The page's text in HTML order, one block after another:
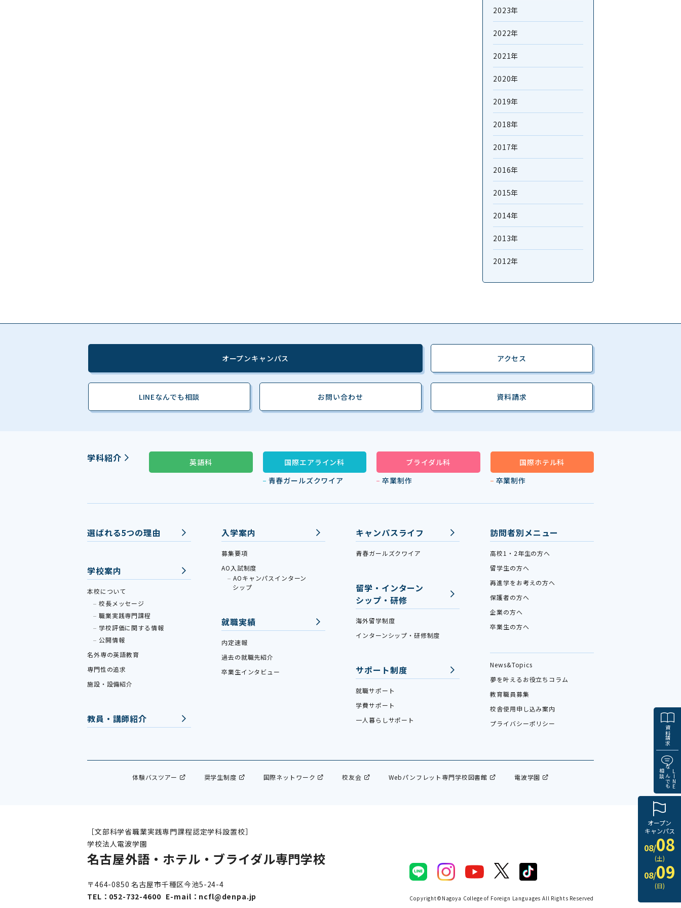
資料請求
LINE
なんでも
相談
オープン
キャンパス
08/08
(土)
08/09
(日)
2023年
2022年
2021年
2020年
2019年
2018年
2017年
2016年
2015年
2014年
2013年
2012年
オープンキャンパス アクセス
LINEなんでも相談 お問い合わせ 資料請求
学科紹介 英語科
国際エアライン科
青春ガールズクワイア
ブライダル科
卒業制作
国際ホテル科
卒業制作
選ばれる5つの理由
学校案内
本校について
校長メッセージ
職業実践専門課程
学校評価に関する情報
公開情報
名外専の英語教育
専門性の追求
施設・設備紹介
教員・講師紹介
入学案内
募集要項
AO入試制度
AOキャンパスインターン
シップ
就職実績
内定速報
過去の就職先紹介
卒業生インタビュー
キャンパスライフ
青春ガールズクワイア
留学・インターン
シップ・研修
海外留学制度
インターンシップ・研修制度
サポート制度
就職サポート
学費サポート
一人暮らしサポート
訪問者別メニュー
高校1・2年生の方へ
留学生の方へ
再進学をお考えの方へ
保護者の方へ
企業の方へ
卒業生の方へ
News&Topics
夢を叶えるお役立ちコラム
教育職員募集
校舎使用申し込み案内
プライバシーポリシー
体験バスツアー 奨学生制度 国際ネットワーク 校友会 Webパンフレット専門学校図書館 電波学園
［文部科学省職業実践専門課程認定学科設置校］
学校法人電波学園
名古屋外語・ホテル・ブライダル専門学校
〒464-0850 名古屋市千種区今池5-24-4
TEL： 052-732-4600 E-mail： ncfl@denpa.jp Copyright©Nagoya College of Foreign Languages All Rights Reserved